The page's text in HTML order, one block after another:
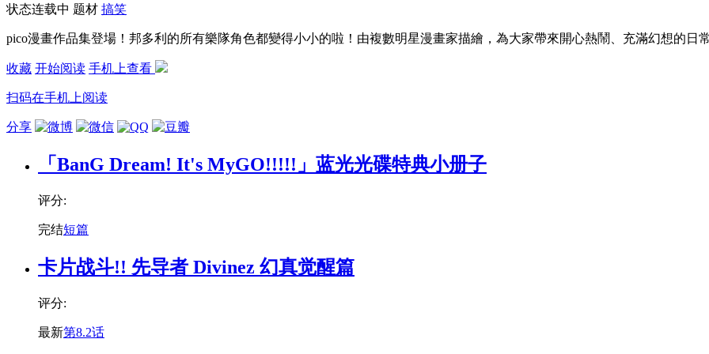
状态连载中 题材 搞笑
pico漫畫作品集登場！邦多利的所有樂隊角色都變得小小的啦！由複數明星漫畫家描繪，為大家帶來開心熱鬧、充滿幻想的日
收藏 开始阅读 手机上查看
扫码在手机上阅读
分享
「BanG Dream! It's MyGO!!!!!」蓝光光碟特典小册子
评分:
完结短篇
卡片战斗!! 先导者 Divinez 幻真觉醒篇
评分:
最新第8.2话